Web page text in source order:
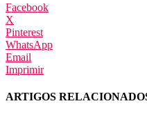
Facebook
X
Pinterest
WhatsApp
Email
Imprimir
ARTIGOS